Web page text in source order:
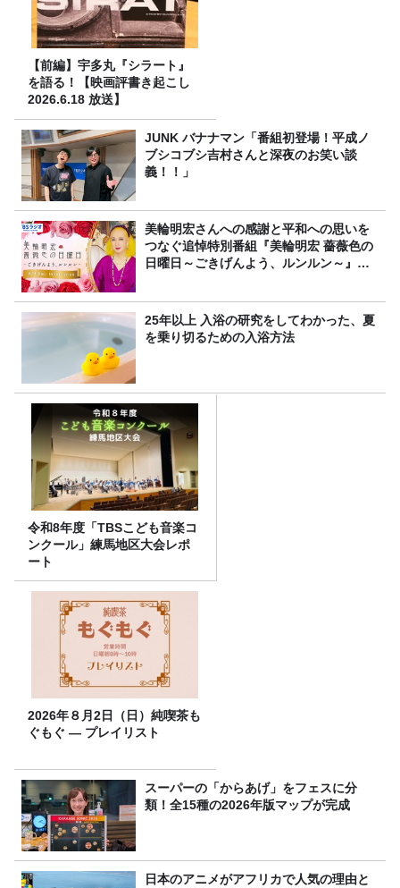
【前編】宇多丸『シラート』
を語る！【映画評書き起こし
2026.6.18 放送】
JUNK バナナマン「番組初登場！平成ノ
ブシコブシ吉村さんと深夜のお笑い談
義！！」
美輪明宏さんへの感謝と平和への思いを
つなぐ追悼特別番組『美輪明宏 薔薇色の
日曜日～ごきげんよう、ルンルン～』
25年以上 入浴の研究をしてわかった、夏
を乗り切るための入浴方法
令和8年度「TBSこども音楽コ
ンクール」練馬地区大会レポ
ート
2026年８月2日（日）純喫茶も
ぐもぐ ― プレイリスト
スーパーの「からあげ」をフェスに分
類！全15種の2026年版マップが完成
日本のアニメがアフリカで人気の理由と